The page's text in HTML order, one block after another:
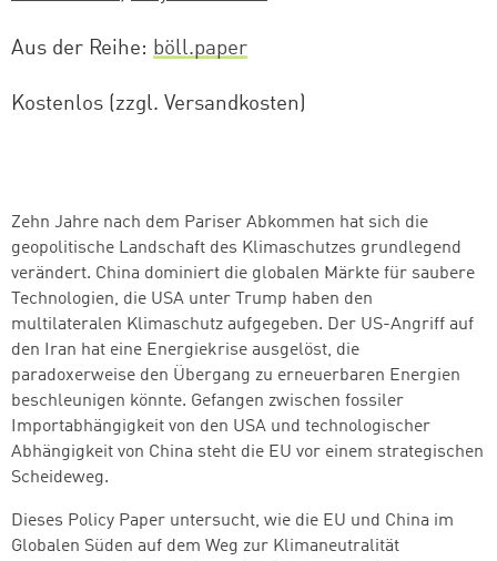
Aus der Reihe böll.paper
Kostenlos (zzgl. Versandkosten)
Zehn Jahre nach dem Pariser Abkommen hat sich die
geopolitische Landschaft des Klimaschutzes grundlegend
verändert. China dominiert die globalen Märkte für saubere
Technologien, die USA unter Trump haben den
multilateralen Klimaschutz aufgegeben. Der US-Angriff auf
den Iran hat eine Energiekrise ausgelöst, die
paradoxerweise den Übergang zu erneuerbaren Energien
beschleunigen könnte. Gefangen zwischen fossiler
Importabhängigkeit von den USA und technologischer
Abhängigkeit von China steht die EU vor einem strategischen
Scheideweg.
Dieses Policy Paper untersucht, wie die EU und China im
Globalen Süden auf dem Weg zur Klimaneutralität